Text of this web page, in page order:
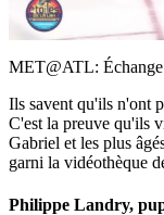
MET@ATL: Échange
Ils savent qu'ils n'ont
C'est la preuve qu'ils
Gabriel et les plus
garni la vidéothèque
Philippe Landry,